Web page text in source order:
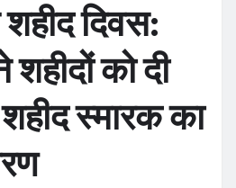
शहीद दिवस:
को दी
स्मारक का